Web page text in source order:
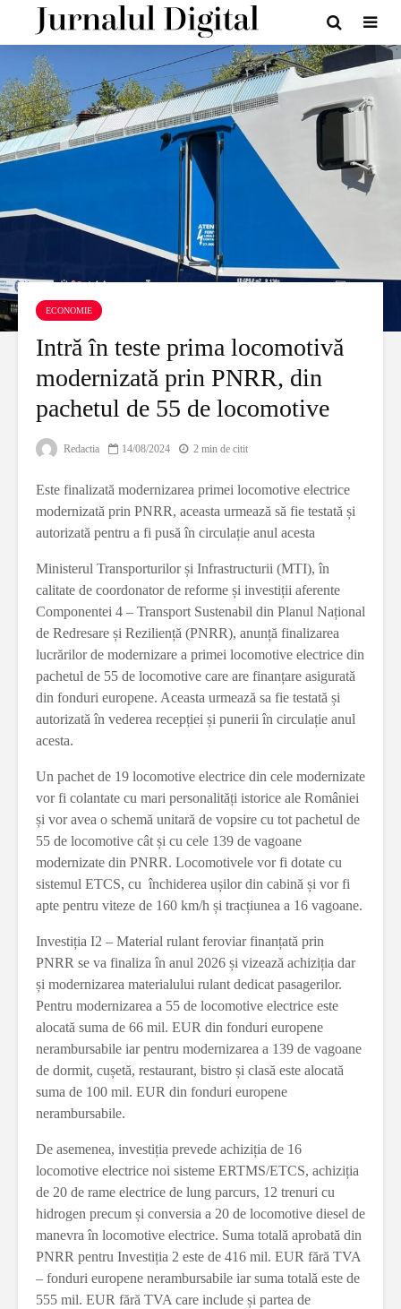
ECONOMIE
Intră în teste prima locomotivă
modernizată prin PNRR, din
pachetul de 55 de locomotive
Redactia 14/08/2024 2 min de citit
Este finalizată modernizarea primei locomotive electrice
modernizată prin PNRR, aceasta urmează să fie testată și
autorizată pentru a fi pusă în circulație anul acesta
Ministerul Transporturilor și Infrastructurii (MTI), în
calitate de coordonator de reforme și investiții aferente
Componentei 4 – Transport Sustenabil din Planul Național
de Redresare și Reziliență (PNRR), anunță finalizarea
lucrărilor de modernizare a primei locomotive electrice din
pachetul de 55 de locomotive care are finanțare asigurată
din fonduri europene. Aceasta urmează sa fie testată și
autorizată în vederea recepției și punerii în circulație anul
acesta.
Un pachet de 19 locomotive electrice din cele modernizate
vor fi colantate cu mari personalități istorice ale României
și vor avea o schemă unitară de vopsire cu tot pachetul de
55 de locomotive cât și cu cele 139 de vagoane
modernizate din PNRR. Locomotivele vor fi dotate cu
sistemul ETCS, cu închiderea ușilor din cabină și vor fi
apte pentru viteze de 160 km/h și tracțiunea a 16 vagoane.
Investiția I2 – Material rulant feroviar finanțată prin
PNRR se va finaliza în anul 2026 și vizează achiziția dar
și modernizarea materialului rulant dedicat pasagerilor.
Pentru modernizarea a 55 de locomotive electrice este
alocată suma de 66 mil. EUR din fonduri europene
nerambursabile iar pentru modernizarea a 139 de vagoane
de dormit, cușetă, restaurant, bistro și clasă este alocată
suma de 100 mil. EUR din fonduri europene
nerambursabile.
De asemenea, investiția prevede achiziția de 16
locomotive electrice noi sisteme ERTMS/ETCS, achiziția
de 20 de rame electrice de lung parcurs, 12 trenuri cu
hidrogen precum și conversia a 20 de locomotive diesel de
manevra în locomotive electrice. Suma totală aprobată din
PNRR pentru Investiția 2 este de 416 mil. EUR fără TVA
– fonduri europene nerambursabile iar suma totală este de
555 mil. EUR fără TVA care include și partea de